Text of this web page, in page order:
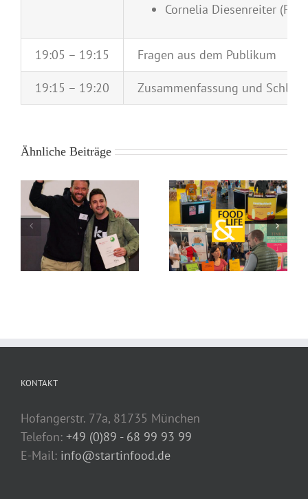
Cornelia Diesenreiter
19:05 – 19:15 Fragen aus dem Publikum
19:15 – 19:20 Zusammenfassung und
Ähnliche Beiträge
KONTAKT
Hofangerstr. 77a, 81735 München
Telefon: +49 (0)89 - 68 99 93 99
E-Mail: info@startinfood.de